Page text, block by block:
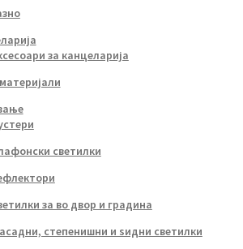
за канцеларија
светилки
за во двор и градина
степенишни и ѕидни светилки